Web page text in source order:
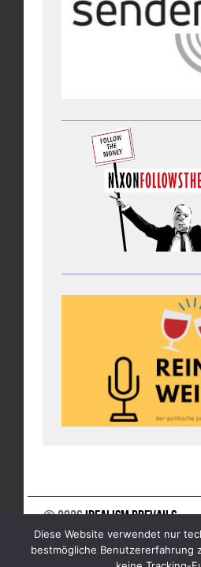
© 2026Idealism Prevails
UNTERSTÜTZE UNS
NEWSLETTER
Diese Website verwendet nur
bestmögliche Benutzererfahrung